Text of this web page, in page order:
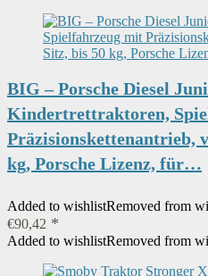
BIG – Porsche Diesel
Kindertrettraktoren,
Präzisionskettenantrieb,
kg, Porsche Lizenz, für…
Added to wishlistRemoved from
€90,42
Added to wishlistRemoved from